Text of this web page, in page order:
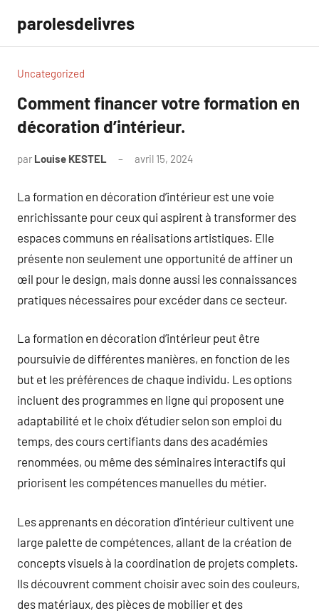
contenu
parolesdelivres
Uncategorized
Comment financer votre formation en
décoration d’intérieur.
par Louise KESTEL avril 15, 2024
La formation en décoration d’intérieur est une voie
enrichissante pour ceux qui aspirent à transformer des
espaces communs en réalisations artistiques. Elle
présente non seulement une opportunité de affiner un
œil pour le design, mais donne aussi les connaissances
pratiques nécessaires pour excéder dans ce secteur.
La formation en décoration d’intérieur peut être
poursuivie de différentes manières, en fonction de les
but et les préférences de chaque individu. Les options
incluent des programmes en ligne qui proposent une
adaptabilité et le choix d’étudier selon son emploi du
temps, des cours certifiants dans des académies
renommées, ou même des séminaires interactifs qui
priorisent les compétences manuelles du métier.
Les apprenants en décoration d’intérieur cultivent une
large palette de compétences, allant de la création de
concepts visuels à la coordination de projets complets.
Ils découvrent comment choisir avec soin des couleurs,
des matériaux, des pièces de mobilier et des